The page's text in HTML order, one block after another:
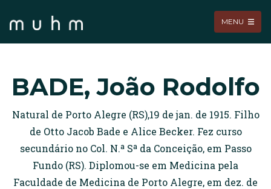
MENU
BADE, João Rodolfo
Natural de Porto Alegre (RS),19 de jan. de 1915. Filho
de Otto Jacob Bade e Alice Becker. Fez curso
secundário no Col. N.ª Sª da Conceição, em Passo
Fundo (RS). Diplomou-se em Medicina pela
Faculdade de Medicina de Porto Alegre, em dez. de